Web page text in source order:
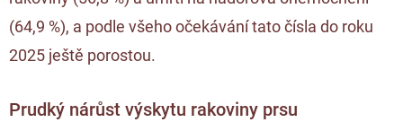
(64,9 %), a podle všeho očekávání tato čísla do roku
2025 ještě porostou.
Prudký nárůst výskytu rakoviny prsu